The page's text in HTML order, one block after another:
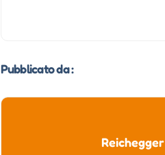
Pubblicato da :
Reichegger